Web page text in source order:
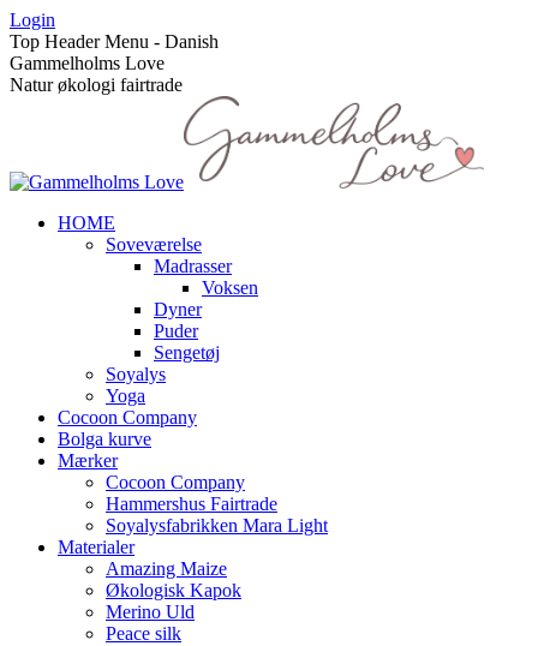
Skip
to
content
Login
Top Header Menu - Danish
Gammelholms Love
Natur økologi fairtrade
HOME
Soveværelse
Madrasser
Voksen
Dyner
Puder
Sengetøj
Soyalys
Yoga
Cocoon Company
Bolga kurve
Mærker
Cocoon Company
Hammershus Fairtrade
Soyalysfabrikken Mara Light
Materialer
Amazing Maize
Økologisk Kapok
Merino Uld
Peace silk